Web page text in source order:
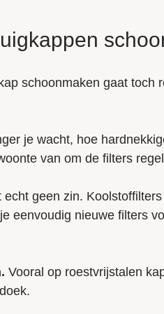
schoonmaken gaat toch
je wacht, hoe
van om de filters
echt geen zin.
eenvoudig nieuwe filters
Vooral op roestvrijstalen